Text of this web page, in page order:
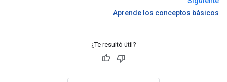
Aprende los conceptos básicos
¿Te resultó útil?